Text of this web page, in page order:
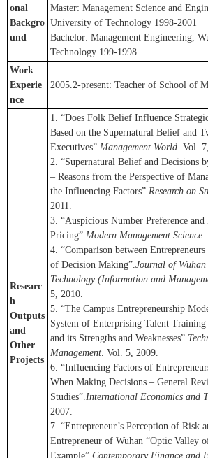
onal
Backgro
und
Master: Management Science and
University of Technology 1998-2001
Bachelor: Management Engineering,
Technology 199-1998
Work
Experie
nce
2005.2-present: Teacher of School of
Researc
h
Outputs
and
Other
Projects
1. “Does Folk Belief Influence
Based on the Supernatural Belief and
Executives”.Management World. Vol.
2. “Supernatural Belief and Decisions
– Reasons from the Perspective of
the Influencing Factors”.Research on
2011.
3. “Auspicious Number Preference and
Pricing”.Modern Management Science.
4. “Comparison between
of Decision Making”.Journal of
Technology (Information and
5, 2010.
5. “The Campus Entrepreneurship
System of Enterprising Talent
and its Strengths and Weaknesses”.
Management. Vol. 5, 2009.
6. “Influencing Factors of
When Making Decisions – General
Studies”.International Economics and
2007.
7. “Entrepreneur’s Perception of Risk
Entrepreneur of Wuhan “Optic Valley
Example”.Contemporary Finance and